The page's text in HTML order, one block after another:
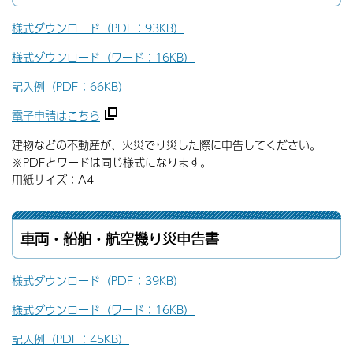
様式ダウンロード（PDF：93KB）
様式ダウンロード（ワード：16KB）
記入例（PDF：66KB）
電子申請はこちら
建物などの不動産が、火災でり災した際に申告してください。
※PDFとワードは同じ様式になります。
用紙サイズ：A4
車両・船舶・航空機り災申告書
様式ダウンロード（PDF：39KB）
様式ダウンロード（ワード：16KB）
記入例（PDF：45KB）